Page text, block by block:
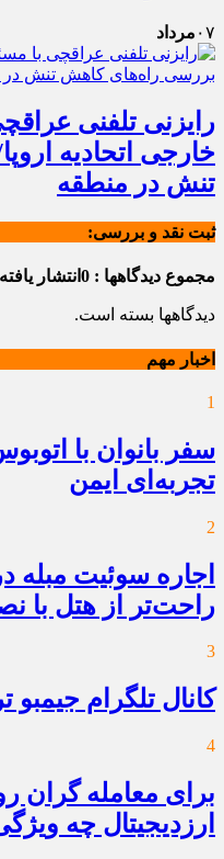
۰۷ مرداد
رایزنی تلفنی
خارجی اتحادیه
تنش در منطقه
ثبت نقد و بررسی:
مجموع دیدگاهها : 0 انتشار یافته
دیدگاهها بسته است.
اخبار مهم
1
سفر بانوان با
تجربه‌ای ایمن
2
اجاره سوئیت مبله
راحت‌تر از هتل با
3
کانال تلگرام جیمبو
4
برای معامله گران
ارزدیجیتال چه